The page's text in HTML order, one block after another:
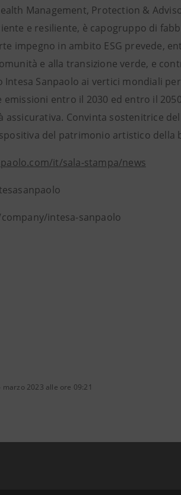
Management, Protection &
e resiliente, è capogruppo di
impegno in ambito ESG prevede,
e alla transizione verde, e
Sanpaolo ai vertici mondiali
entro il 2030 ed entro il
assicurativa. Convinta sostenitrice
del patrimonio artistico
it/sala-stampa/news
intesa-sanpaolo
2023 alle ore 09:21